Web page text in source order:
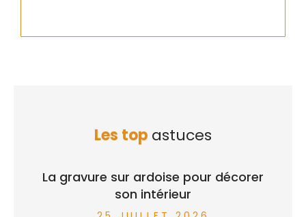
Les top astuces
La gravure sur ardoise pour décorer
son intérieur